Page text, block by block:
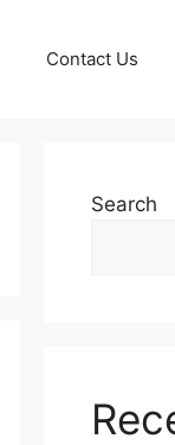
Contact Us
Search